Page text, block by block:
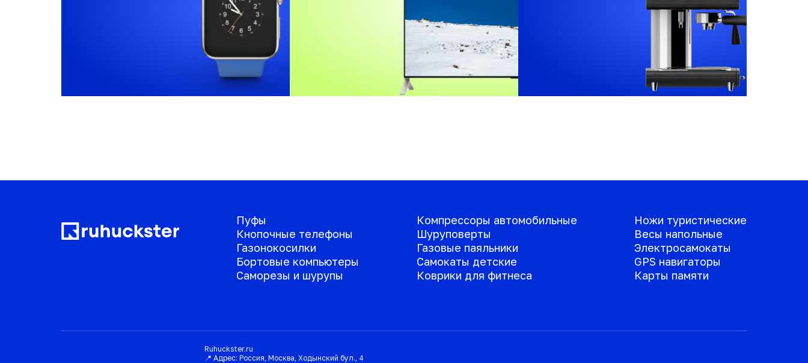
Пуфы
Кнопочные телефоны
Газонокосилки
Бортовые компьютеры
Саморезы и шурупы
Компрессоры автомобильные
Шуруповерты
Газовые паяльники
Самокаты детские
Коврики для фитнеса
Ножи туристические
Весы напольные
Электросамокаты
GPS навигаторы
Карты памяти
Ruhuckster.ru
📍 Адрес: Россия, Москва, Ходынский бул., 4